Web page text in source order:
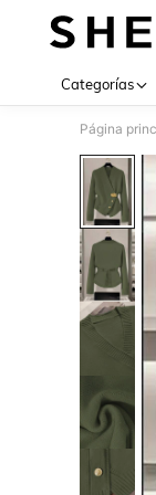
Categorías
Página